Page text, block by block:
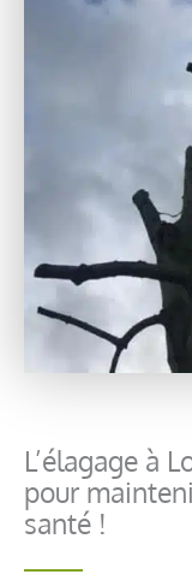
L’élagage à
pour
santé !